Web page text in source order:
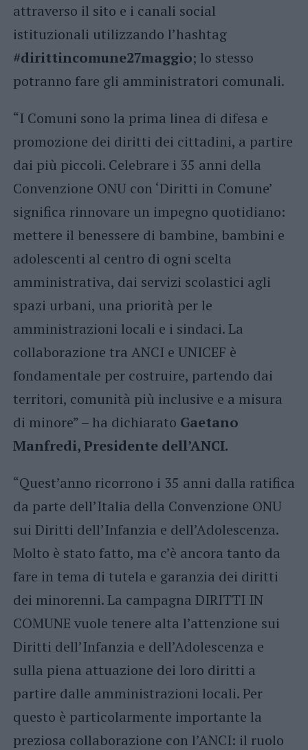
attraverso il sito e i canali social
istituzionali utilizzando l’hashtag
#dirittincomune27maggio; lo stesso
potranno fare gli amministratori comunali.
“I Comuni sono la prima linea di difesa e
promozione dei diritti dei cittadini, a partire
dai più piccoli. Celebrare i 35 anni della
Convenzione ONU con ‘Diritti in Comune’
significa rinnovare un impegno quotidiano:
mettere il benessere di bambine, bambini e
adolescenti al centro di ogni scelta
amministrativa, dai servizi scolastici agli
spazi urbani, una priorità per le
amministrazioni locali e i sindaci. La
collaborazione tra ANCI e UNICEF è
fondamentale per costruire, partendo dai
territori, comunità più inclusive e a misura
di minore” – ha dichiarato Gaetano
Manfredi, Presidente dell’ANCI.
“Quest’anno ricorrono i 35 anni dalla ratifica
da parte dell’Italia della Convenzione ONU
sui Diritti dell’Infanzia e dell’Adolescenza.
Molto è stato fatto, ma c’è ancora tanto da
fare in tema di tutela e garanzia dei diritti
dei minorenni. La campagna DIRITTI IN
COMUNE vuole tenere alta l’attenzione sui
Diritti dell’Infanzia e dell’Adolescenza e
sulla piena attuazione dei loro diritti a
partire dalle amministrazioni locali. Per
questo è particolarmente importante la
preziosa collaborazione con l’ANCI: il ruolo